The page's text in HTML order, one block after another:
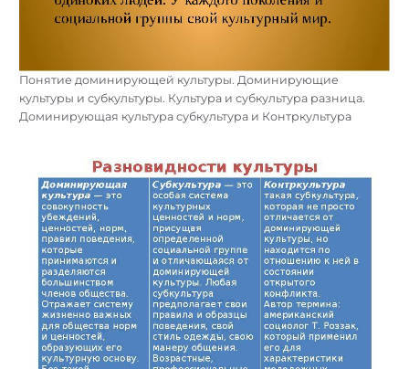
Понятие доминирующей культуры. Доминирующие
культуры и субкультуры. Культура и субкультура разница.
Доминирующая культура субкультура и Контркультура